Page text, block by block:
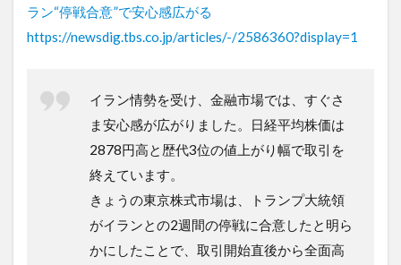
ラン“停戦合意”で安心感広がる
https://newsdig.tbs.co.jp/articles/-/2586360?display=1
イラン情勢を受け、金融市場では、すぐさ
ま安心感が広がりました。日経平均株価は
2878円高と歴代3位の値上がり幅で取引を
終えています。
きょうの東京株式市場は、トランプ大統領
がイランとの2週間の停戦に合意したと明ら
かにしたことで、取引開始直後から全面高